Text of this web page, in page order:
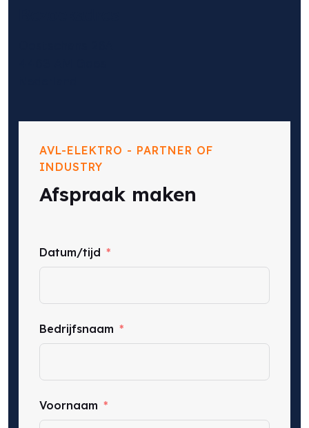
AVL-ELEKTRO - PARTNER OF
INDUSTRY
Afspraak maken
Datum/tijd
Bedrijfsnaam
Voornaam